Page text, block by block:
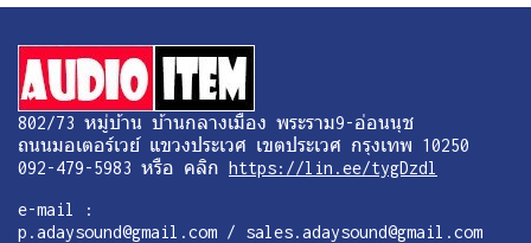
802/73 หมู่บ้าน บ้านกลางเมือง พระราม9-อ่อนนุช
ถนนมอเตอร์เวย์ แขวงประเวศ เขตประเวศ กรุงเทพ 10250
092-479-5983 หรือ คลิก https://lin.ee/tygDzdl
e-mail :
p.adaysound@gmail.com / sales.adaysound@gmail.com